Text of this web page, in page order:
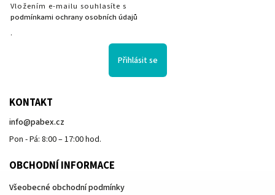
Vložením e-mailu souhlasíte s
podmínkami ochrany osobních údajů
.
Přihlásit se
KONTAKT
info@pabex.cz
Pon - Pá: 8:00 – 17:00 hod.
OBCHODNÍ INFORMACE
Všeobecné obchodní podmínky